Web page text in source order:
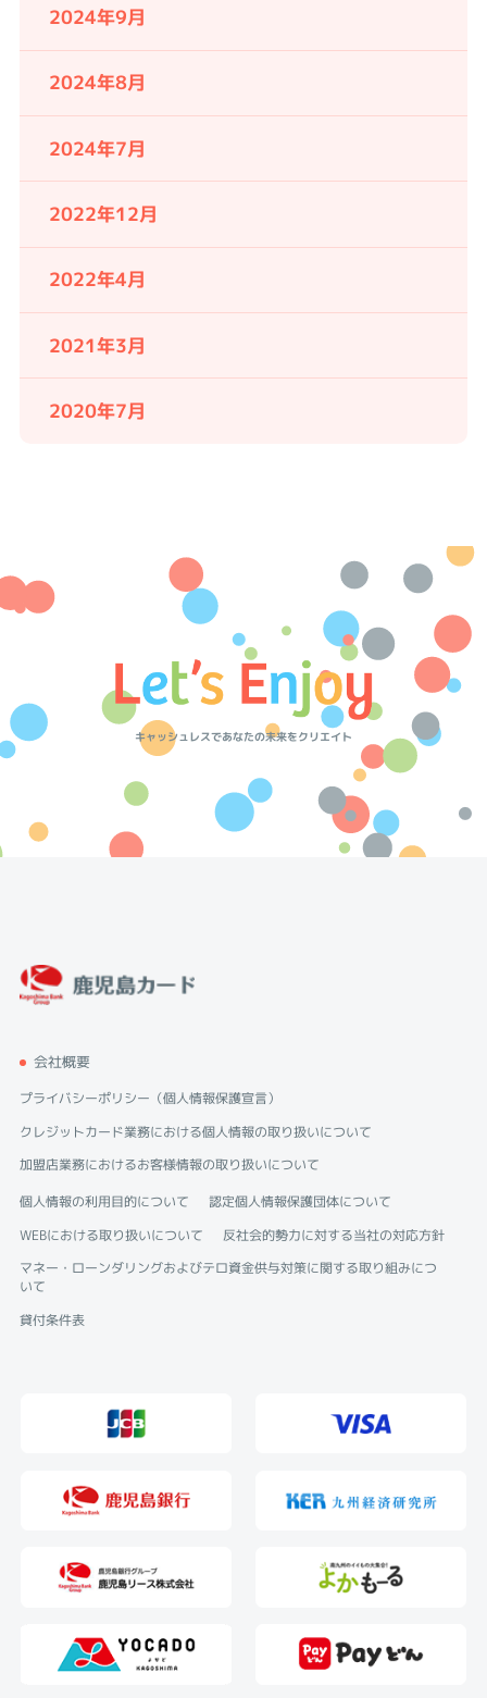
2024年9月
2024年8月
2024年7月
2022年12月
2022年4月
2021年3月
2020年7月
キャッシュレスであなたの未来をクリエイト
会社概要
プライバシーポリシー（個人情報保護宣言）
クレジットカード業務における個人情報の取り扱いについて
加盟店業務におけるお客様情報の取り扱いについて
個人情報の利用目的について
認定個人情報保護団体について
WEBにおける取り扱いについて
反社会的勢力に対する当社の対応方針
マネー・ローンダリングおよびテロ資金供与対策に関する取り組みにつ
いて
貸付条件表